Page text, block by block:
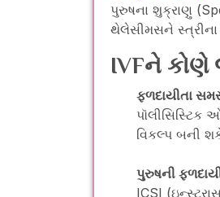
પુરુષના શુક્રાણુ
થેલેસીમસને
IVFને
ફળદાયીતા
પૉલીસિસ્ટિક
વિકલ્પ બની
પુરુષની
ICSI